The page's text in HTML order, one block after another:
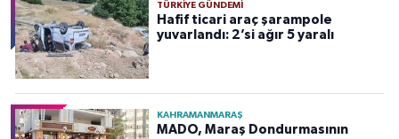
TÜRKIYE GÜNDEMI
Hafif ticari araç şarampole
yuvarlandı: 2’si ağır 5 yaralı
KAHRAMANMARAŞ
MADO, Maraş Dondurmasının